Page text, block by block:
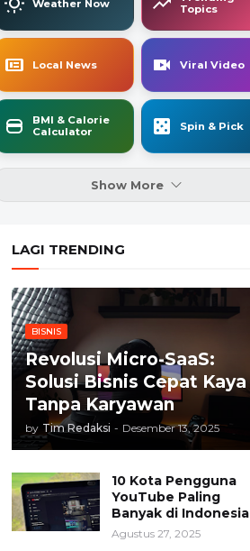
Weather Now
Topics
Local News Viral Video
BMI & Calorie
Calculator
Spin & Pick
Show More
LAGI TRENDING
BISNIS
Revolusi Micro-SaaS:
Solusi Bisnis Cepat Kaya
Tanpa Karyawan
by Tim Redaksi - Desember 13, 2025
10 Kota Pengguna
YouTube Paling
Banyak di Indonesia
Agustus 27, 2025